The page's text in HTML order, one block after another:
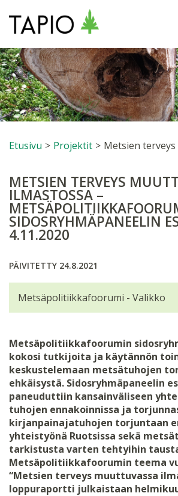
Etusivu > Projektit >
METSIEN TERVEYS
ILMASTOSSA –
SIDOSRYHMÄPANEELIN
4.11.2020
PÄIVITETTY 24.8.2021
Metsäpolitiikkafoorumin
kokosi tutkijoita ja käytännön
keskustelemaan metsätuhojen
ehkäisystä. Sidosryhmäpaneelin
paneuduttiin kansainväliseen
tuhojen ennakoinnissa ja
kirjanpainajatuhojen torjuntaan
yhteistyönä Ruotsissa sekä
tarkistusta varten tehtyihin
Metsäpolitiikkafoorumin teema
“Metsien terveys muuttuvassa
loppuraportti julkaistaan
Metsäpolitiikkafoorumi - Valikko